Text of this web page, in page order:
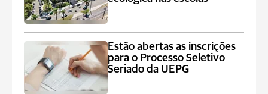
Estão abertas as inscrições
para o Processo Seletivo
Seriado da UEPG